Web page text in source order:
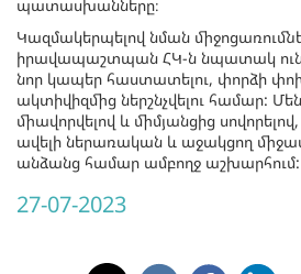
պատասխանները։
Կազմակերպելով նման
իրավապաշտպան ՀԿ-ն նպատակ
նոր կապեր հաստատելու, փորձի
ակտիվիզմից ներշնչվելու համար:
միավորվելով և միմյանցից
ավելի ներառական և աջակցող
անձանց համար ամբողջ աշխարհում:
27-07-2023